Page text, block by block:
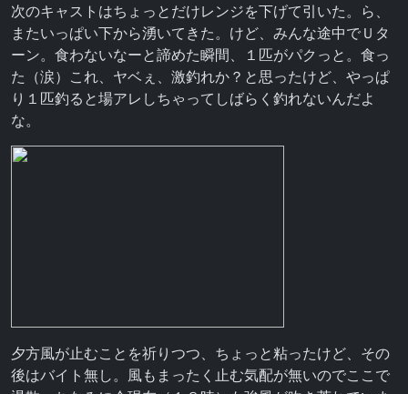
次のキャストはちょっとだけレンジを下げて引いた。ら、
またいっぱい下から湧いてきた。けど、みんな途中でＵタ
ーン。食わないなーと諦めた瞬間、１匹がパクっと。食っ
た（涙）これ、ヤベぇ、激釣れか？と思ったけど、やっぱ
り１匹釣ると場アレしちゃってしばらく釣れないんだよ
な。
夕方風が止むことを祈りつつ、ちょっと粘ったけど、その
後はバイト無し。風もまったく止む気配が無いのでここで